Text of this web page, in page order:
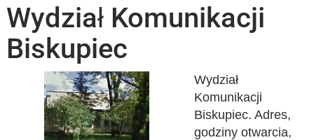
Wydział Komunikacji
Biskupiec
Wydział
Komunikacji
Biskupiec. Adres,
godziny otwarcia,